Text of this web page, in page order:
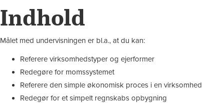
Indhold
Målet med undervisningen er bl.a., at du kan:
Referere virksomhedstyper og ejerformer
Redegøre for momssystemet
Referere den simple økonomisk proces i en virksomhed
Redegør for et simpelt regnskabs opbygning